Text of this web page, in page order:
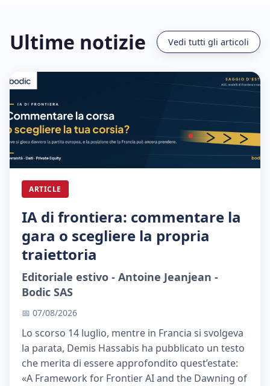
Ultime notizie Vedi tutti gli articoli
ARTICLE
IA di frontiera: commentare la
gara o scegliere la propria
traiettoria
Editoriale estivo - Antoine Jeanjean -
Bodic SAS
📅 07/08/2026
Lo scorso 14 luglio, mentre in Francia si svolgeva
la parata, Demis Hassabis ha pubblicato un testo
che merita di essere approfondito quest’estate:
«A Framework for Frontier AI and the Dawning of